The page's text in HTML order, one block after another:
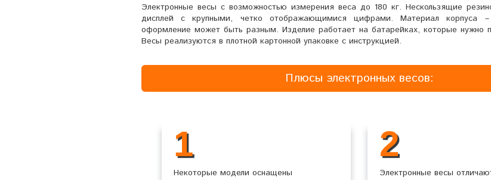
Электронные весы с возможностью измерения веса до 180 кг. Нескользящие
дисплей с крупными, четко отображающимися цифрами. Материал корпуса –
оформление может быть разным. Изделие работает на батарейках, которые нужно
Весы реализуются в плотной картонной упаковке с инструкцией.
Плюсы электронных весов:
1
Некоторые модели оснащены
2
Электронные весы